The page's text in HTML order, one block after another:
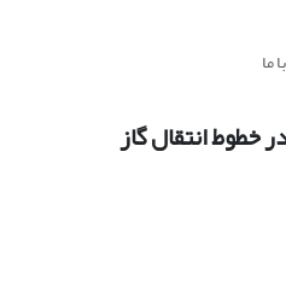
ما
انتقال گاز